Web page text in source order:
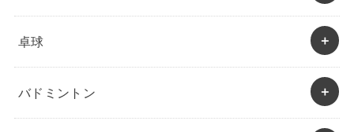
卓球
バドミントン